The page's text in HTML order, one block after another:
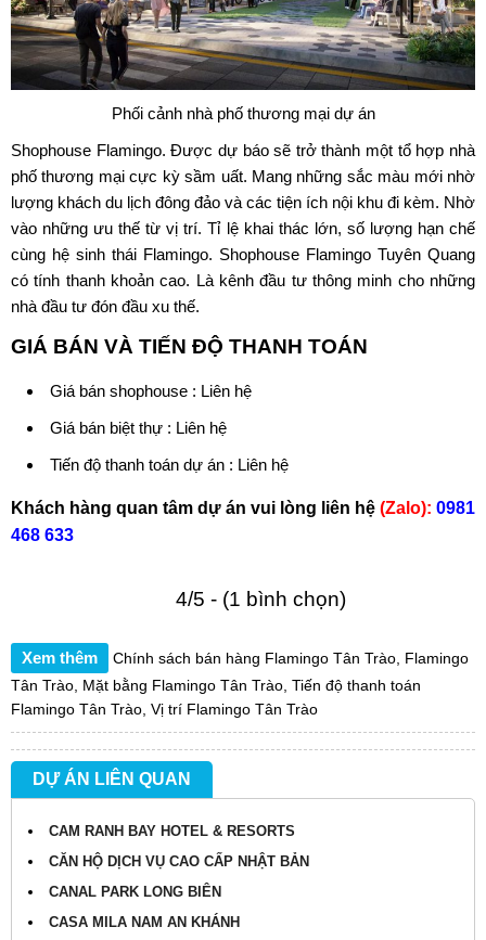
Phối cảnh nhà phố thương mại dự án
Shophouse Flamingo. Được dự báo sẽ trở thành một tổ hợp nhà
phố thương mại cực kỳ sầm uất. Mang những sắc màu mới nhờ
lượng khách du lịch đông đảo và các tiện ích nội khu đi kèm. Nhờ
vào những ưu thế từ vị trí. Tỉ lệ khai thác lớn, số lượng hạn chế
cùng hệ sinh thái Flamingo. Shophouse Flamingo Tuyên Quang
có tính thanh khoản cao. Là kênh đầu tư thông minh cho những
nhà đầu tư đón đầu xu thế.
GIÁ BÁN VÀ TIẾN ĐỘ THANH TOÁN
Giá bán shophouse : Liên hệ
Giá bán biệt thự : Liên hệ
Tiến độ thanh toán dự án : Liên hệ
Khách hàng quan tâm dự án vui lòng liên hệ (Zalo): 0981
468 633
4/5 - (1 bình chọn)
Xem thêm Chính sách bán hàng Flamingo Tân Trào, Flamingo
Tân Trào, Mặt bằng Flamingo Tân Trào, Tiến độ thanh toán
Flamingo Tân Trào, Vị trí Flamingo Tân Trào
DỰ ÁN LIÊN QUAN
CAM RANH BAY HOTEL & RESORTS
CĂN HỘ DỊCH VỤ CAO CẤP NHẬT BẢN
CANAL PARK LONG BIÊN
CASA MILA NAM AN KHÁNH